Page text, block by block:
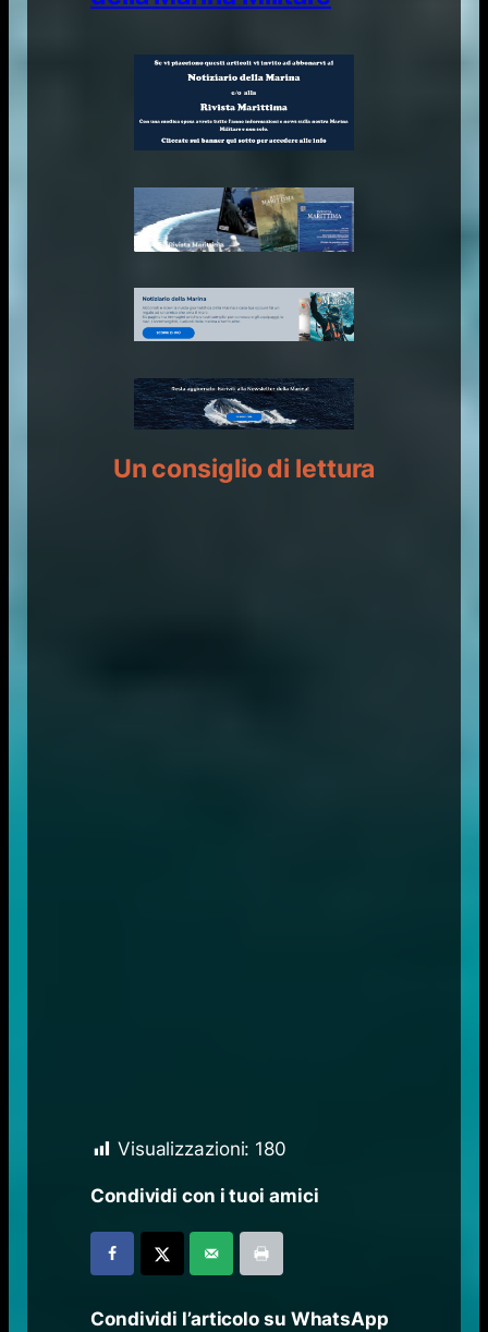
Un consiglio di lettura
Visualizzazioni: 180
Condividi con i tuoi amici
Condividi l’articolo su WhatsApp